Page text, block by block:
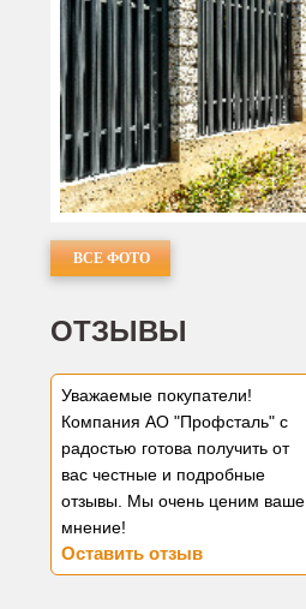
ВСЕ ФОТО
ОТЗЫВЫ
Уважаемые покупатели!
Компания АО "Профсталь" с
радостью готова получить от
вас честные и подробные
отзывы. Мы очень ценим ваше
мнение!
Оставить отзыв